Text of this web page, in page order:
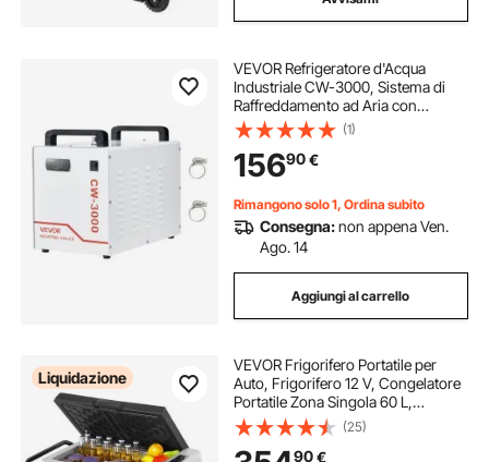
VEVOR Refrigeratore d'Acqua
Industriale CW-3000, Sistema di
Raffreddamento ad Aria con
Serbatoio da 9 L, Portata Massima
10 L/min, con Ventilatore ad Alta
Velocità, per Macchine per
Incisione da 40–60 W
(1)
15690€
Rimangono solo 1, Ordina subito
Consegna:non appena Ven.
Ago. 14
Aggiungi al carrello
Liquidazione
VEVOR Frigorifero Portatile per
Auto, Frigorifero 12 V, Congelatore
Portatile Zona Singola 60 L,
Temperatura Regolabile - 20 ~ 20
℃, Refrigeratore a Compressore
per Casa, Esterno, Camper, Auto
(25)
90€